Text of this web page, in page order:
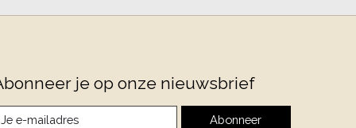
je op onze nieuwsbrief
Abonneer